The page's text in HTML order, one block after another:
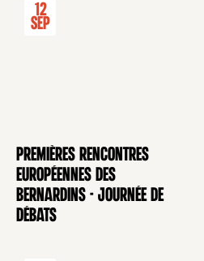
CONFÉRENCE
12
Sep
Premières rencontres
européennes des
Bernardins - Journée de
débats